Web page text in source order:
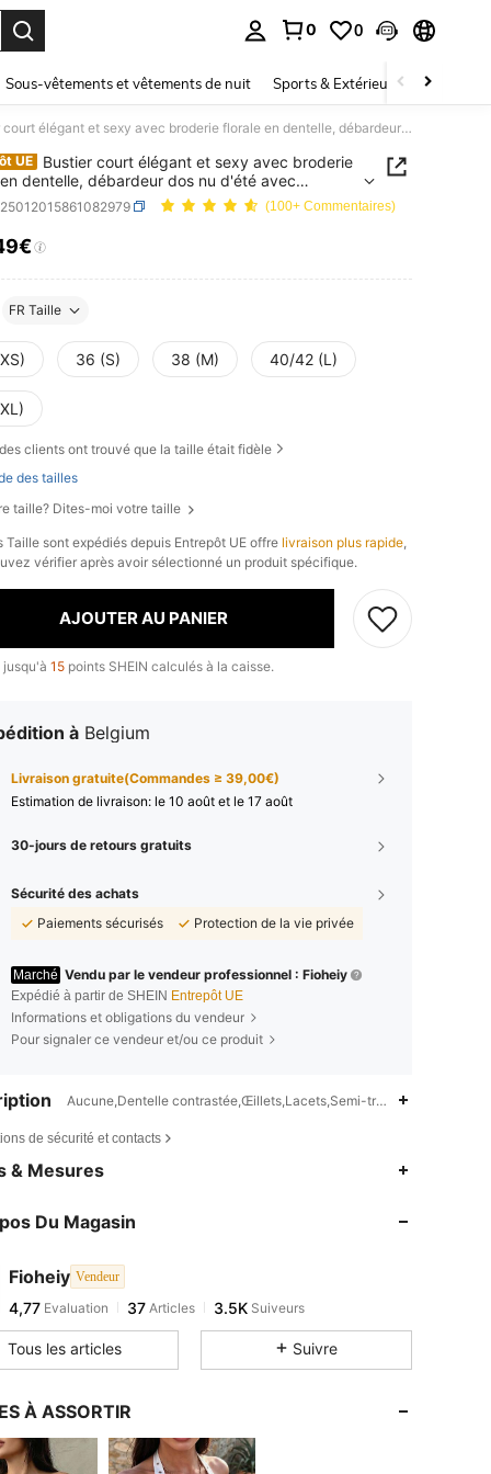
0 0
Sous-vêtements et vêtements de nuit Sports & Extérieur Enfants
Bustier court élégant et sexy avec broderie florale en dentelle, débardeur dos nu d'été avec armature, ourlet asymétrique, laçage en métal et œillet. Convient pour la plage, les soirées en club et les tenues décontractées. Blanc
UE
Bustier court élégant et sexy avec broderie
dentelle, débardeur dos nu d'été avec
ourlet asymétrique, laçage en métal et œillet.
pour la plage, les soirées en club et les tenues
Blanc
(100+ Commentaires)
AND AVAILABILITY
FR Taille
36 (S) 38 (M) 40/42 (L)
des clients ont trouvé que la taille était fidèle
des tailles
taille? Dites-moi votre taille
Taille sont expédiés depuis Entrepôt UE offre livraison plus rapide
vérifier après avoir sélectionné un produit spécifique.
AJOUTER AU PANIER
jusqu'à 15 points SHEIN calculés à la caisse.
à Belgium
Livraison gratuite(Commandes ≥ 39,00€)
Estimation de livraison: le 10 août et le 17 août
30-jours de retours gratuits
Sécurité des achats
Paiements sécurisés
Protection de la vie privée
Marché Vendu par le vendeur professionnel : Fioheiy
Expédié à partir de SHEIN Entrepôt UE
Informations et obligations du vendeur
Pour signaler ce vendeur et/ou ce produit
Aucune,Dentelle contrastée,Œillets,Lacets,Semi-transparent
de sécurité et contacts
& Mesures
Du Magasin
Fioheiy Vendeur
4,77 Evaluation 37 Articles 3.5K Suiveurs
Tous les articles Suivre
À ASSORTIR